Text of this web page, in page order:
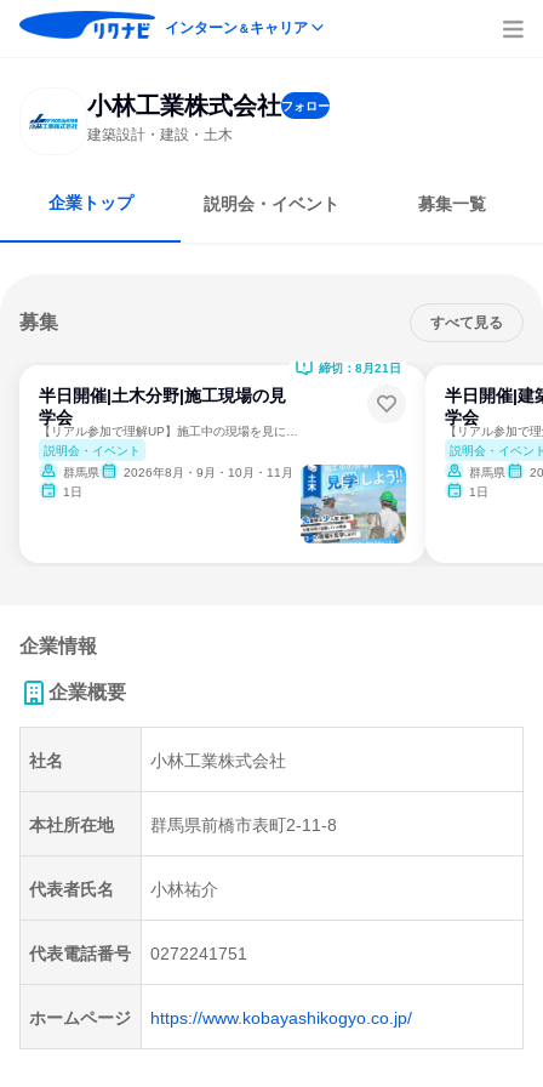
インターン＆キャリア
小林工業株式会社フォロー
建築設計・建設・土木
企業トップ 説明会・イベント 募集一覧
募集 すべて見る
半日開催|土木分野|施工現場の見
学会
説明会・イベント
群馬県
2026年8月・9月・10月・11月
1日
締切：8月21日
半日開催|建
学会
説明会・イベン
群馬県
1日
企業情報
企業概要
社名 小林工業株式会社
本社所在地 群馬県前橋市表町2-11-8
代表者氏名 小林祐介
代表電話番号 0272241751
ホームページ https://www.kobayashikogyo.co.jp/